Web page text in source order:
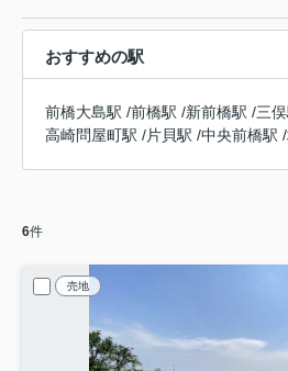
おすすめの駅
前橋大島駅 /前橋駅 /新前橋駅 /三
高崎問屋町駅 /片貝駅 /中央前橋駅 /
6件
売地